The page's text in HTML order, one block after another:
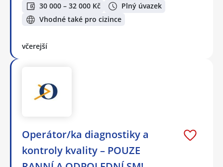
30 000 – 32 000 Kč
Plný úvazek
Vhodné také pro cizince
včerejší
Operátor/ka diagnostiky a
kontroly kvality – POUZE